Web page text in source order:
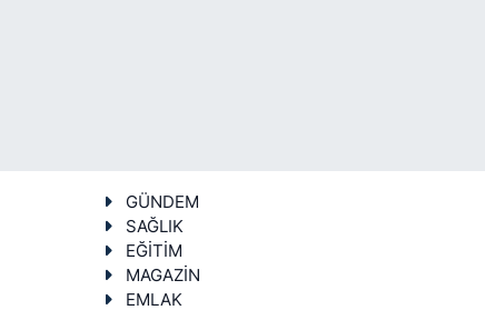
GÜNDEM
SAĞLIK
EĞİTİM
MAGAZİN
EMLAK